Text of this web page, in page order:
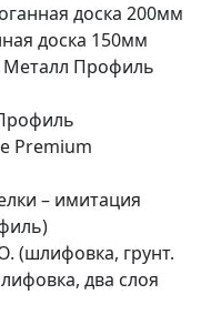
доска 200мм
доска 150мм
Металл Профиль
Premium
– имитация
(шлифовка, грунт.
два слоя